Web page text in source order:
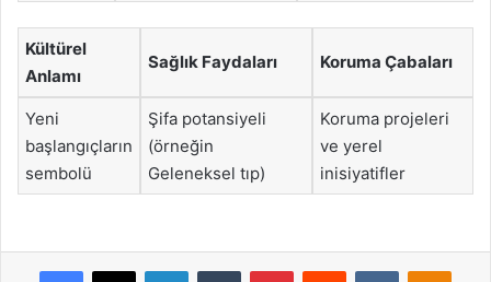
Kültürel
Anlamı
Sağlık Faydaları Koruma Çabaları
Yeni
başlangıçların
sembolü
Şifa potansiyeli
(örneğin
Geleneksel tıp)
Koruma projeleri
ve yerel
inisiyatifler
Facebook
X LinkedInTumblr PinterestReddit VKontakte